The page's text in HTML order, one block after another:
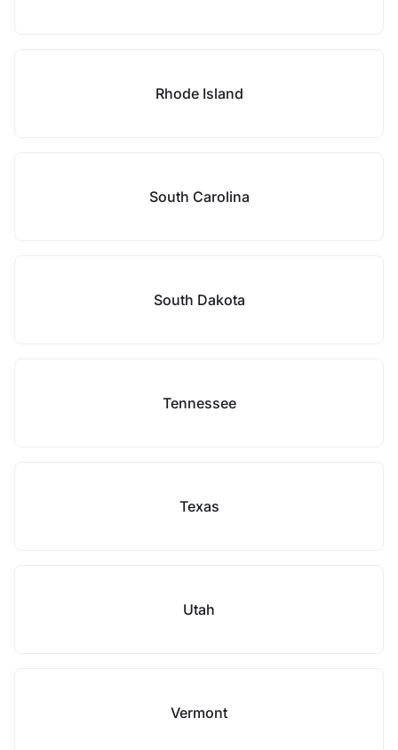
Rhode Island
South Carolina
South Dakota
Tennessee
Texas
Utah
Vermont